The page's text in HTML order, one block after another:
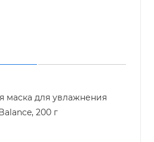
маска для увлажнения
200 г